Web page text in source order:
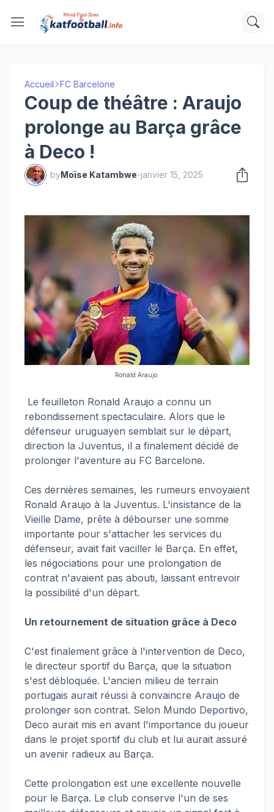
Accueil FC Barcelone
Coup de théâtre : Araujo
prolonge au Barça grâce
à Deco !
byMoïse Katambwe-janvier 15, 2025
Ronald Araujo
Le feuilleton Ronald Araujo a connu un
rebondissement spectaculaire. Alors que le
défenseur uruguayen semblait sur le départ,
direction la Juventus, il a finalement décidé de
prolonger l'aventure au FC Barcelone.
Ces dernières semaines, les rumeurs envoyaient
Ronald Araujo à la Juventus. L'insistance de la
Vieille Dame, prête à débourser une somme
importante pour s'attacher les services du
défenseur, avait fait vaciller le Barça. En effet,
les négociations pour une prolongation de
contrat n'avaient pas abouti, laissant entrevoir
la possibilité d'un départ.
Un retournement de situation grâce à Deco
C'est finalement grâce à l'intervention de Deco,
le directeur sportif du Barça, que la situation
s'est débloquée. L'ancien milieu de terrain
portugais aurait réussi à convaincre Araujo de
prolonger son contrat. Selon Mundo Deportivo,
Deco aurait mis en avant l'importance du joueur
dans le projet sportif du club et lui aurait assuré
un avenir radieux au Barça.
Cette prolongation est une excellente nouvelle
pour le Barça. Le club conserve l'un de ses